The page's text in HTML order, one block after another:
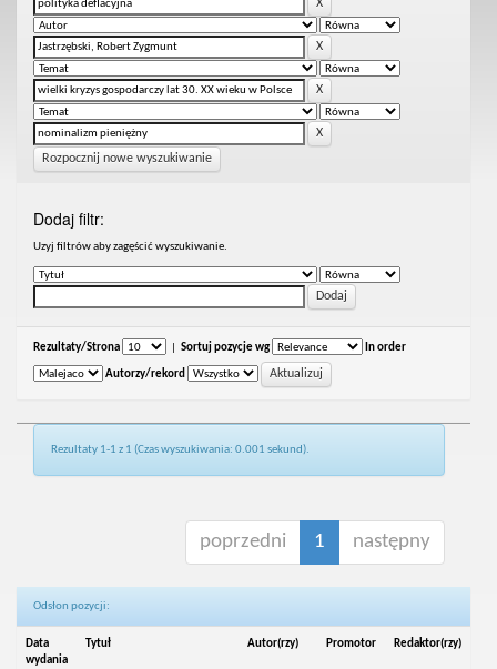
Rozpocznij nowe wyszukiwanie
Dodaj filtr:
Uzyj filtrów aby zagęścić wyszukiwanie.
Rezultaty/Strona Sortuj pozycje wg In order
Autorzy/rekord
Rezultaty 1-1 z 1 (Czas wyszukiwania: 0.001 sekund).
poprzedni 1 następny
Odsłon pozycji:
Data
wydania
Tytuł Autor(rzy) Promotor Redaktor(rzy)